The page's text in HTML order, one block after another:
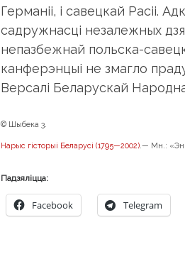
Германіі, і савецкай Расіі.
садружнасці незалежных
непазбежнай польска-
канферэнцыі не змагло
Версалі Беларускай
© Шыбека 3.
Нарыс гісторыі Беларусі (1795—2002).— Мн.:
Падзяліцца:
Facebook Telegram